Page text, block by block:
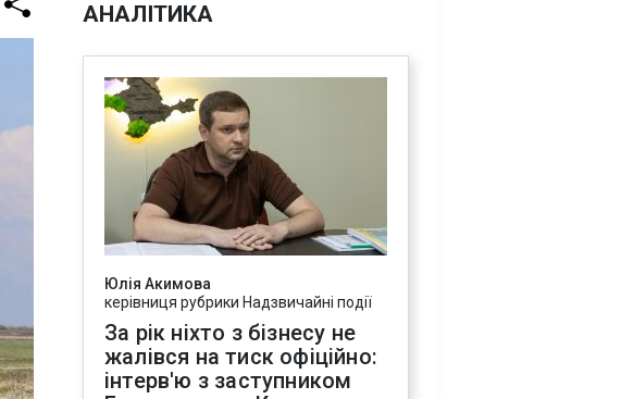
АНАЛІТИКА
Юлія Акимова
керівниця рубрики Надзвичайні події
За рік ніхто з бізнесу не
жалівся на тиск офіційно:
інтерв'ю з заступником